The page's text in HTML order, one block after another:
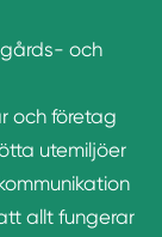
och
och företag
utemiljöer
allt fungerar